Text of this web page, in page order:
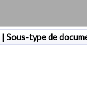
| Sous-type de